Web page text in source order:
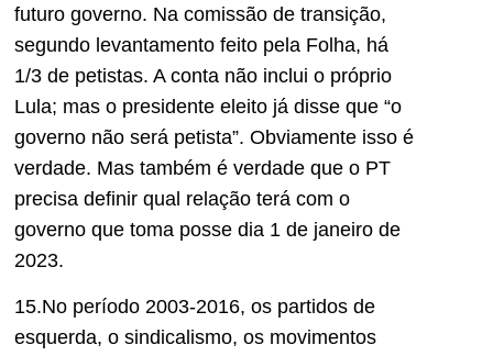
futuro governo. Na comissão de transição,
segundo levantamento feito pela Folha, há
1/3 de petistas. A conta não inclui o próprio
Lula; mas o presidente eleito já disse que “o
governo não será petista”. Obviamente isso é
verdade. Mas também é verdade que o PT
precisa definir qual relação terá com o
governo que toma posse dia 1 de janeiro de
2023.
15.No período 2003-2016, os partidos de
esquerda, o sindicalismo, os movimentos